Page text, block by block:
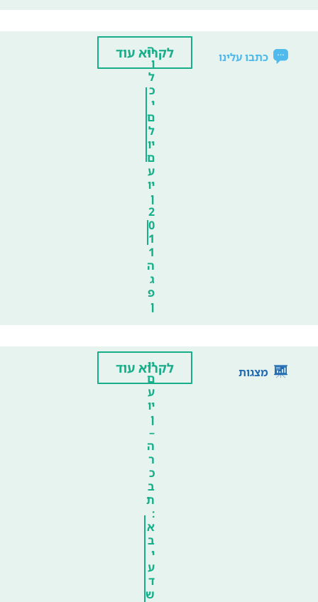
כתבו עלינו
ה
ו
ל
כ
י
ם
ל
יו
ם
ע
יו
ן
2
0
1
1
ה
ג
פ
ן
לקרוא עוד
מצגות
יו
ם
ע
יו
ן
–
ה
ר
כ
ב
ת
:
א
ב
י
ע
ד
ש
לקרוא עוד